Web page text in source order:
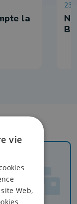
la
23
vie
Web,